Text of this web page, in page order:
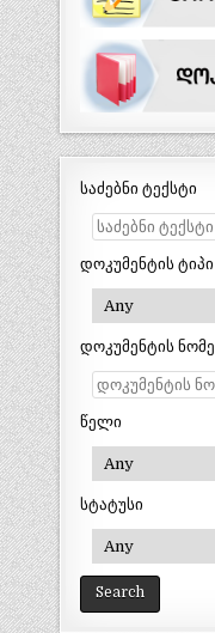
საძებნი ტექსტი
დოკუმენტის ტიპი
დოკუმენტის
წელი
სტატუსი